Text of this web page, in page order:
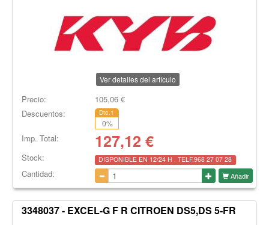
Ver detalles del artículo
Precio: 105,06€
Descuentos:
Dto.1
0%
Imp. Total: 127,12 €
Stock: DISPONIBLE EN 12/24 H . TELF.968 27 07 28
Cantidad: Añadir
3348037 - EXCEL-G F R CITROEN DS5,DS 5-FR